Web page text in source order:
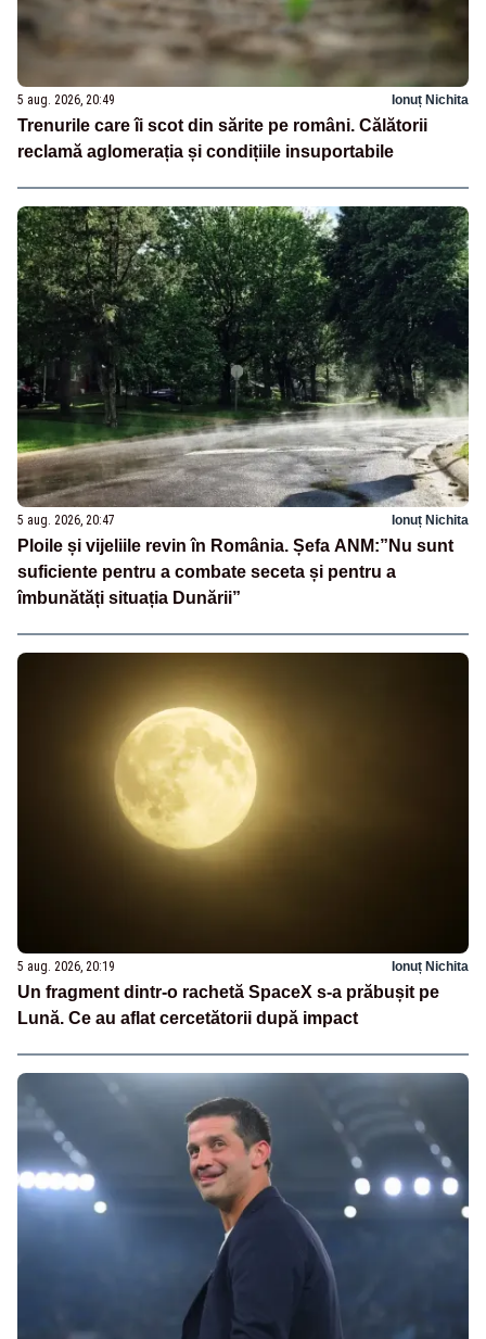
5 aug. 2026, 20:49 Ionuț Nichita
Trenurile care îi scot din sărite pe români. Călătorii
reclamă aglomerația și condițiile insuportabile
5 aug. 2026, 20:47 Ionuț Nichita
Ploile și vijeliile revin în România. Șefa ANM:”Nu sunt
suficiente pentru a combate seceta și pentru a
îmbunătăți situația Dunării”
5 aug. 2026, 20:19 Ionuț Nichita
Un fragment dintr-o rachetă SpaceX s-a prăbușit pe
Lună. Ce au aflat cercetătorii după impact